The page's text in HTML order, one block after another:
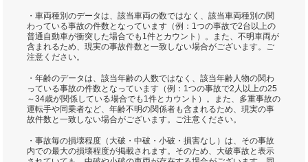
・車両種別のデータは、該当車両の数ではなく、該当車両種別の関
わっている事故の件数となっています（例：1つの事故で2台以上の
普通自動車が衝突した場合でも1件とカウント）。また、不明車両が
含まれるため、現実の事故件数と一致しない場合がございます。ご
注意ください。
・年齢のデータは、該当年齢の人数ではなく、該当年齢人物の関わ
っている事故の件数となっています（例：1つの事故で2人以上の25
～34歳が関係している場合でも1件とカウント）。また、多重事故の
運転手や同乗者など、年齢不明の関係者も含まれるため、現実の事
故件数と一致しない場合がございます。ご注意ください。
・事故毎の損壊程度（大破・中破・小破・損害なし）は、その事故
内での最大の損壊程度が掲載されます。そのため、大破事故と表示